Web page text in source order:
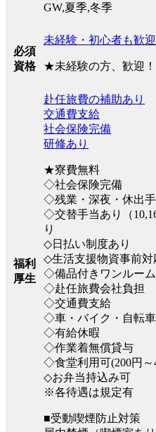
GW,夏季,冬季
必須
資格
未経験・初心者も歓迎
★未経験の方、歓迎！
福利
厚生
赴任旅費の補助あり
交通費支給
社会保険完備
研修あり
★寮費無料
◇社会保険完備
◇残業・深夜・休出
◇交替手当あり（
り
◇日払い制度あり
◇生活支援物資事前対
◇備品付きワンルー
◇赴任旅費会社負担
◇交通費支給
◇車・バイク・自転
◇有給休暇
◇作業着無償貸与
◇食堂利用可(200円～
◇お弁当持込み可
※各待遇は規定有
■受動喫煙防止対策